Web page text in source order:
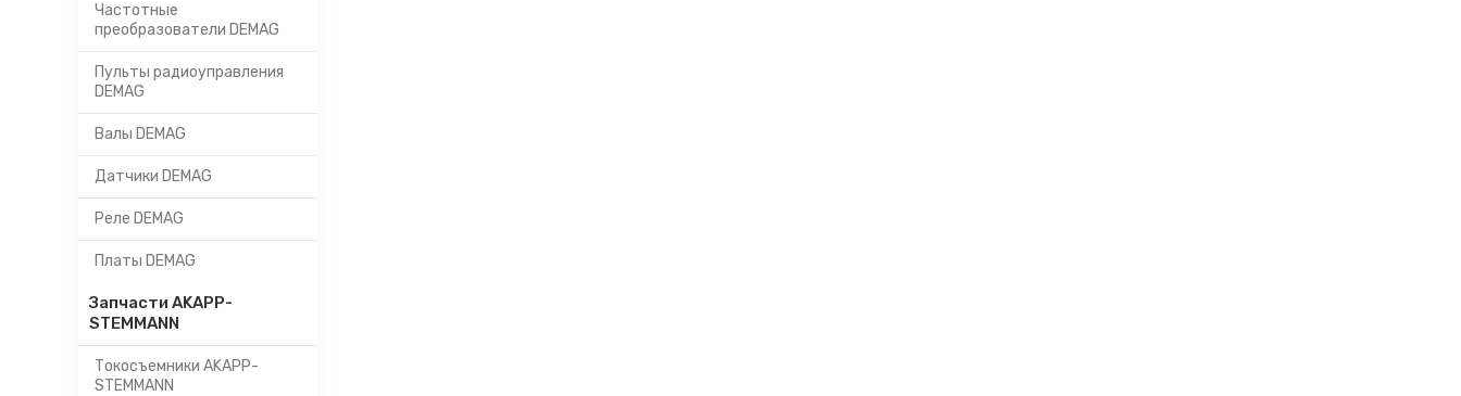
Частотные
преобразователи DEMAG
Пульты радиоуправления
DEMAG
Валы DEMAG
Датчики DEMAG
Реле DEMAG
Платы DEMAG
Запчасти AKAPP-
STEMMANN
Токосъемники AKAPP-
STEMMANN